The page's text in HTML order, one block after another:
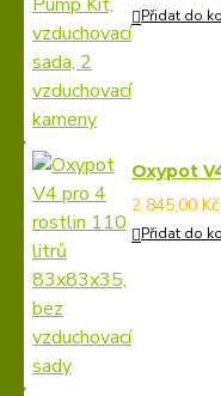
Přidat do
Oxypot
2 845,00 Kč
Přidat do